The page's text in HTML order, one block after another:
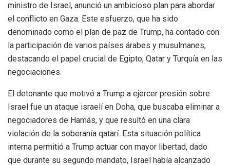
ministro de Israel, anunció un ambicioso plan para abordar
el conflicto en Gaza. Este esfuerzo, que ha sido
denominado como el plan de paz de Trump, ha contado con
la participación de varios países árabes y musulmanes,
destacando el papel crucial de Egipto, Qatar y Turquía en las
negociaciones.
El detonante que motivó a Trump a ejercer presión sobre
Israel fue un ataque israelí en Doha, que buscaba eliminar a
negociadores de Hamás, y que resultó en una clara
violación de la soberanía qatarí. Esta situación política
interna permitió a Trump actuar con mayor libertad, dado
que durante su segundo mandato, Israel había alcanzado